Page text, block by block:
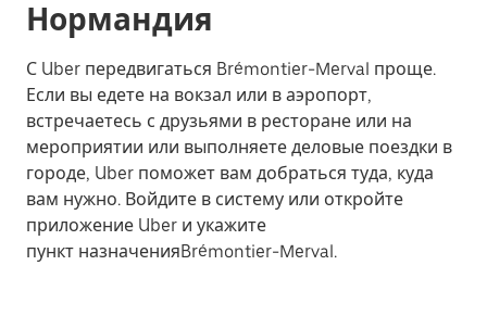
Нормандия
С Uber передвигаться Brémontier-Merval проще.
Если вы едете на вокзал или в аэропорт,
встречаетесь с друзьями в ресторане или на
мероприятии или выполняете деловые поездки в
городе, Uber поможет вам добраться туда, куда
вам нужно. Войдите в систему или откройте
приложение Uber и укажите
пункт назначенияBrémontier-Merval.